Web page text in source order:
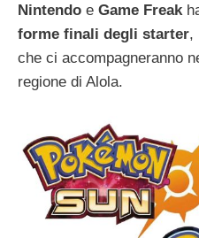
Nintendo e Game Freak
forme finali degli starter,
che ci accompagneranno
regione di Alola.